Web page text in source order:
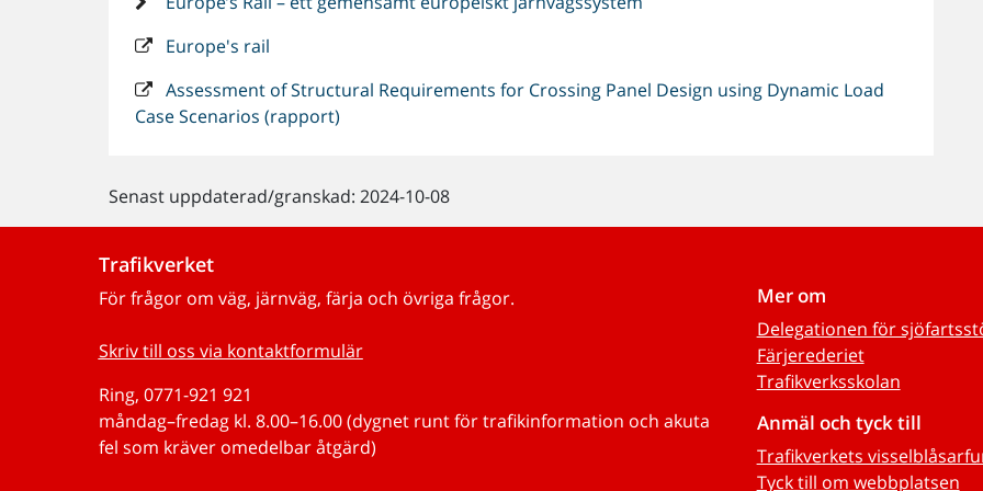
Europe's rail
Assessment of Structural Requirements for Crossing Panel Design using Dynamic Load
Case Scenarios (rapport)
Senast uppdaterad/granskad: 2024-10-08
Trafikverket
För frågor om väg, järnväg, färja och övriga frågor.
Skriv till oss via kontaktformulär
Ring, 0771-921 921
måndag–fredag kl. 8.00–16.00 (dygnet runt för trafikinformation och akuta
fel som kräver omedelbar åtgärd)
Mer om
Delegationen för
Färjerederiet
Trafikverksskolan
Anmäl och tyck till
Trafikverkets
Tyck till om webbplatsen